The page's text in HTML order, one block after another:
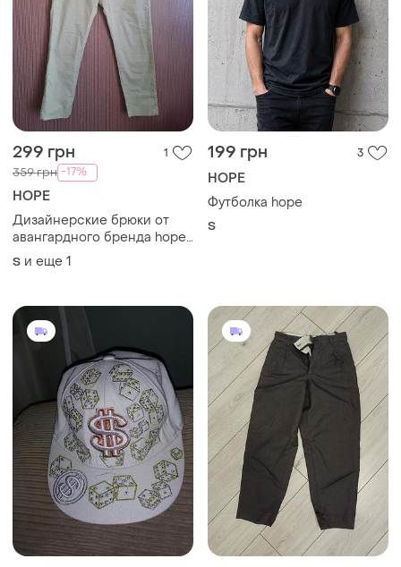
299 грн 1
359 грн -17%
HOPE
Дизайнерские брюки от
авангардного бренда hope
stockholm
S и еще 1
199 грн 3
HOPE
Футболка hope
S